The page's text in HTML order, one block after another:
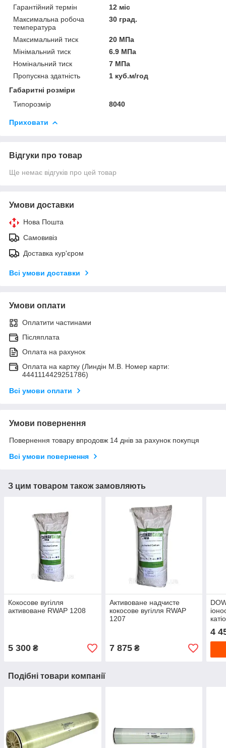
Гарантійний термін
12 міс
Максимальна робоча
температура
30 град.
Максимальний тиск
20 МПа
Мінімальний тиск
6.9 МПа
Номінальний тиск
7 МПа
Пропускна здатність
1 куб.м/год
Габаритні розміри
Типорозмір
8040
Приховати
Відгуки про товар
Ще немає відгуків про цей товар
Умови доставки
Нова Пошта
Самовивіз
Доставка кур'єром
Всі умови доставки
Умови оплати
Оплатити частинами
Післяплата
Оплата на рахунок
Оплата на картку (Линдін М.В. Номер карти:
4441114429251786)
Всі умови оплати
Умови повернення
Повернення товару впродовж 14 днів за рахунок покупця
Всі умови повернення
З цим товаром також замовляють
Кокосове вугілля
активоване RWAP 1208
5 300 ₴
Активоване надчисте
кокосове вугілля RWAP
1207
7 875₴
4
Подібні товари компанії